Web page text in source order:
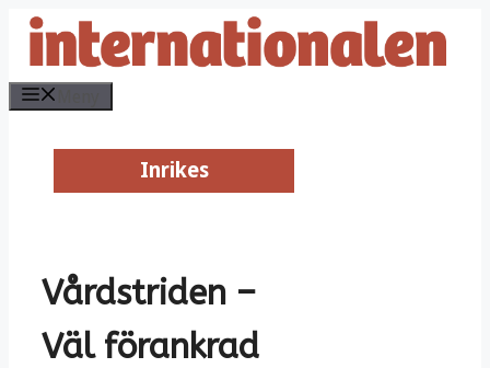
Hoppa
Inrikes
Inrikes
Vårdstriden –
Väl förankrad